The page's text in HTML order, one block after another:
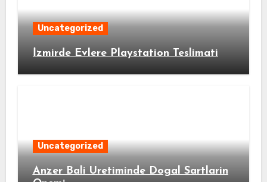
Uncategorized
İzmirde Evlere Playstation Teslimati
Uncategorized
Anzer Bali Uretiminde Dogal Sartlarin